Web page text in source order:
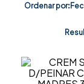
Ordenar por